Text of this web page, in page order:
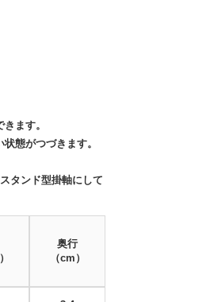
ます。
態がつづきます。
タンド型掛軸にして
奥行
（cm）